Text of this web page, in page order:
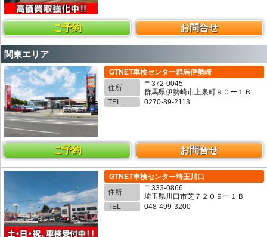
ご予約 お問合せ
関東エリア
GTNET車検センター群馬伊勢崎
住所
〒372-0045
群馬県伊勢崎市上泉町９０ー１Ｂ
TEL
0270-89-2113
ご予約 お問合せ
GTNET車検センター埼玉川口
住所
〒333-0866
埼玉県川口市芝７２０９ー１Ｂ
TEL
048-499-3200